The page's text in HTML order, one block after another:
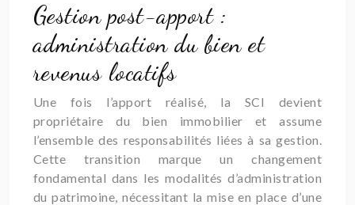
Gestion post-apport :
administration du bien et
revenus locatifs
Une fois l’apport réalisé, la SCI devient
propriétaire du bien immobilier et assume
l’ensemble des responsabilités liées à sa gestion.
Cette transition marque un changement
fondamental dans les modalités d’administration
du patrimoine, nécessitant la mise en place d’une